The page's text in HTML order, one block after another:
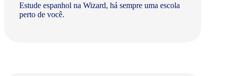
Estude espanhol na Wizard, há sempre uma escola
perto de você.